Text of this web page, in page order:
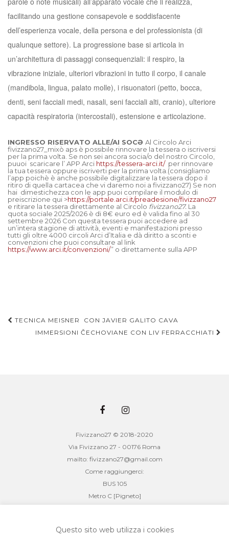
facilitando una gestione consapevole e soddisfacente
dell’esperienza vocale, della persona e del professionista (di
qualunque settore). La progressione base si articola in
un’architettura di passaggi consequenziali: il respiro, la
vibrazione iniziale, ulteriori vibrazioni in tutto il corpo, il canale
(mandibola, lingua, palato molle), i risuonatori (petto, bocca,
denti, seni facciali medi, nasali, seni facciali alti, cranio), ulteriore
capacità respiratoria (intercostali), estensione e articolazione.
INGRESSO RISERVATO ALLE/AI SOCƏ Al Circolo Arci
fivizzano27_mixò aps è possibile rinnovare la tessera o iscriversi
per la prima volta. Se non sei ancora socia/o del nostro Circolo,
puuoi scaricare l’ APP Arci https://tessera-arci.it/per rinnovare
la tua tessera oppure iscriverti per la prima volta.(consigliamo
l’app poichè è anche possibile digitalizzare la tessera dopo il
ritiro di quella cartacea che vi daremo noi a fivizzano27) Se non
hai dimestichezza con le app puoi compilare il modulo di
preiscrizione qui >https://portale.arci.it/preadesione/fivizzano27
e ritirare la tessera direttamente al Circolo fivizzano27. La
quota sociale 2025/2026 è di 8€ euro ed è valida fino al 30
settembre 2026 Con questa tessera puoi accedere ad
un’intera stagione di attività, eventi e manifestazioni presso
tutti gli oltre 4000 circoli Arci d’Italia e dà diritto a sconti e
convenzioni che puoi consultare al link
https://www.arci.it/convenzioni/” o direttamente sulla APP
Navigazione articoli
TECNICA MEISNER CON JAVIER GALITO CAVA
IMMERSIONI ČECHOVIANE CON LIV FERRACCHIATI
Fivizzano27 © 2018-2020
Via Fivizzano 27 - 00176 Roma
mailto: fivizzano27@gmail.com
Come raggiungerci:
BUS 105
Metro C [Pigneto]
cf: 08847391003
Questo sito web utilizza i cookies